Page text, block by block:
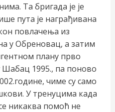
Та бригада је је
пута је награђивана
повлачења из
у Обреновац, а затим
плану прво
1995., па поново
чиме су само
У тренуцима када
никаква помоћ не